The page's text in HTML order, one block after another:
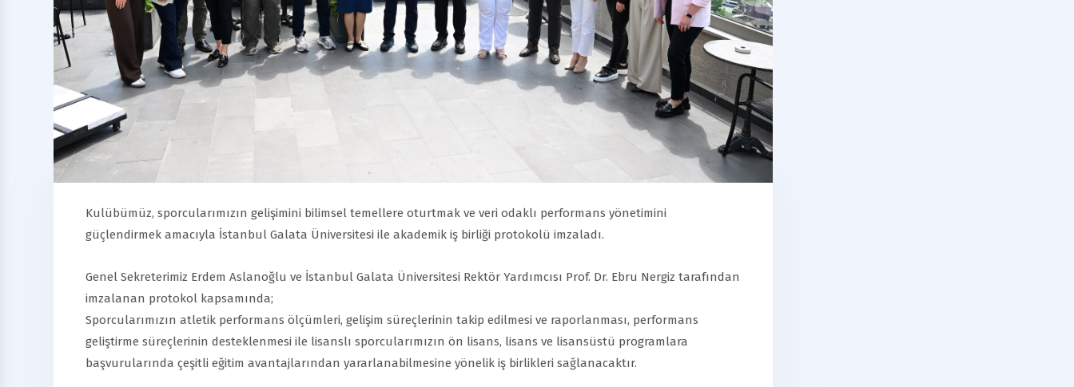
Kulübümüz, sporcularımızın gelişimini bilimsel temellere oturtmak ve veri odaklı performans yönetimini
güçlendirmek amacıyla İstanbul Galata Üniversitesi ile akademik iş birliği protokolü imzaladı.
Genel Sekreterimiz Erdem Aslanoğlu ve İstanbul Galata Üniversitesi Rektör Yardımcısı Prof. Dr. Ebru Nergiz tarafından
imzalanan protokol kapsamında;
Sporcularımızın atletik performans ölçümleri, gelişim süreçlerinin takip edilmesi ve raporlanması, performans
geliştirme süreçlerinin desteklenmesi ile lisanslı sporcularımızın ön lisans, lisans ve lisansüstü programlara
başvurularında çeşitli eğitim avantajlarından yararlanabilmesine yönelik iş birlikleri sağlanacaktır.